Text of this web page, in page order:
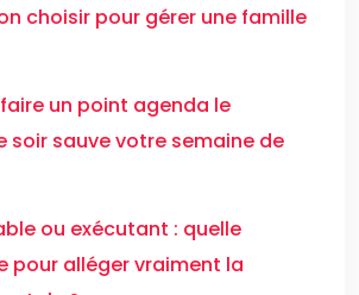
choisir pour gérer une famille
un point agenda le
soir sauve votre semaine de
ou exécutant : quelle
pour alléger vraiment la